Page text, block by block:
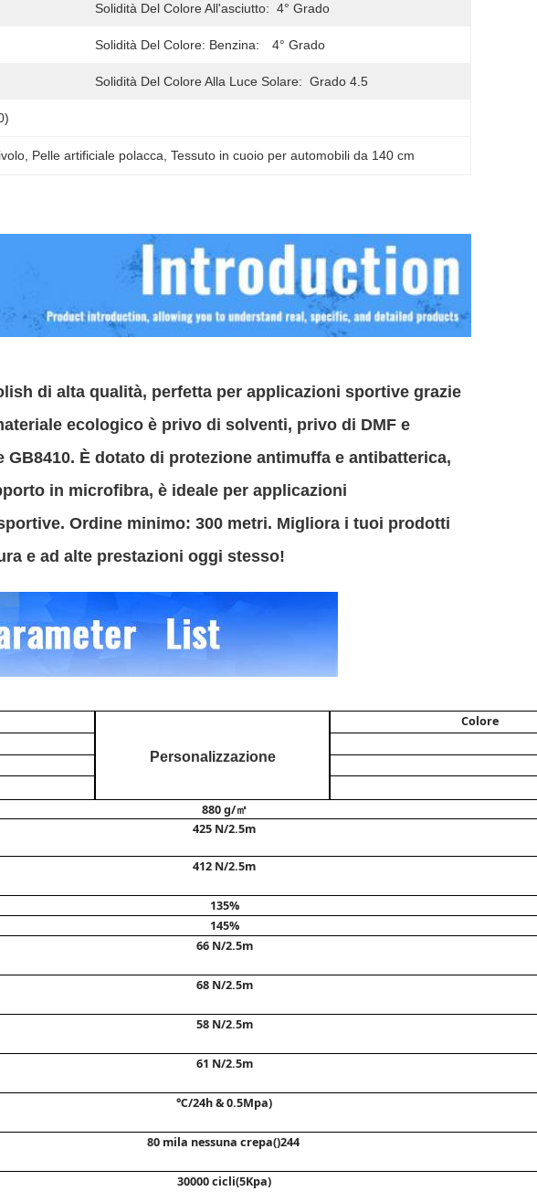
Solidità Del Colore All'asciutto: 4° Grado
Solidità Del Colore: Benzina: 4° Grado
Solidità Del Colore Alla Luce Solare: Grado 4.5
Pelle artificiale polacca , Tessuto in cuoio per automobili da 140 cm
di alta qualità, perfetta per applicazioni sportive grazie
ecologico è privo di solventi, privo di DMF e
È dotato di protezione antimuffa e antibatterica,
in microfibra, è ideale per applicazioni
Ordine minimo: 300 metri. Migliora i tuoi prodotti
e ad alte prestazioni oggi stesso!
Personalizzazione
Colore
880 g/㎡
425 N/2.5m
412 N/2.5m
135%
145%
66 N/2.5m
68 N/2.5m
58 N/2.5m
61 N/2.5m
℃/24h & 0.5Mpa)
80 mila nessuna crepa()244
30000 cicli(5Kpa)